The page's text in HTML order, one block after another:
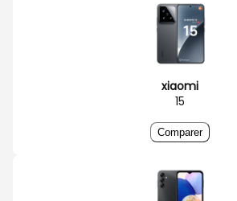
xiaomi
15
Comparer